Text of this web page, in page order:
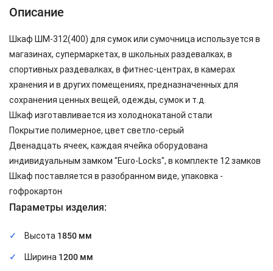
Описание
Шкаф ШМ-312(400) для сумок или сумочница используется в
магазинах, супермаркетах, в школьных раздевалках, в
спортивных раздевалках, в фитнес-центрах, в камерах
хранения и в других помещениях, предназначенных для
сохранения ценных вещей, одежды, сумок и т.д.
Шкаф изготавливается из холоднокатаной стали
Покрытие полимерное, цвет светло-серый
Двенадцать ячеек, каждая ячейка оборудована
индивидуальным замком "Euro-Locks", в комплекте 12 замков
Шкаф поставляется в разобранном виде, упаковка -
гофрокартон
Параметры изделия:
Высота 1850 мм
Ширина 1200 мм